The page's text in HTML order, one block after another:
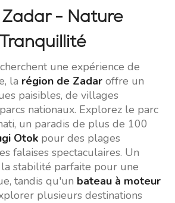
Zadar - Nature
une expérience de
la région de Zadaroffre un
paisibles, de villages
nationaux. Explorez le parc
un paradis de plus de 100
Otokpour des plages
falaises spectaculaires. Un
stabilité parfaite pour une
tandis qu'un bateau à moteur
plusieurs destinations